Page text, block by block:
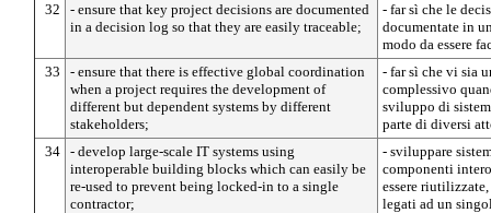
32
- ensure that key project decisions are documented
in a decision log so that they are easily traceable;
- far sì che le
documentate in
modo da essere
33
- ensure that there is effective global coordination
when a project requires the development of
different but dependent systems by different
stakeholders;
- far sì che vi sia
complessivo
sviluppo di
parte di diversi
34
- develop large-scale IT systems using
interoperable building blocks which can easily be
re-used to prevent being locked-in to a single
contractor;
- sviluppare
componenti
essere
legati ad un